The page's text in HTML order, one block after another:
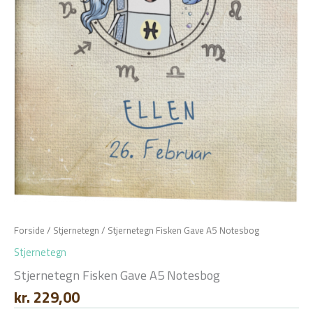
Forside / Stjernetegn / Stjernetegn Fisken Gave A5 Notesbog
Stjernetegn
Stjernetegn Fisken Gave A5 Notesbog
kr. 229,00